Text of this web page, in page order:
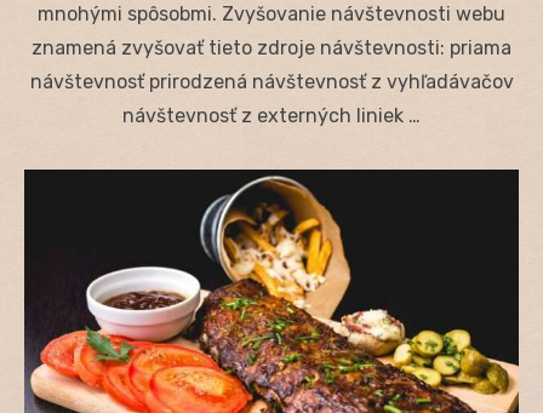
mnohými spôsobmi. Zvyšovanie návštevnosti webu
znamená zvyšovať tieto zdroje návštevnosti: priama
návštevnosť prirodzená návštevnosť z vyhľadávačov
návštevnosť z externých liniek …